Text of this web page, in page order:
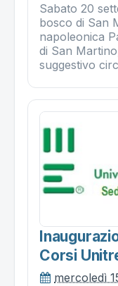
Sabato 20
bosco di San
napoleonica
di San
suggestivo
Corsi
mercoledì